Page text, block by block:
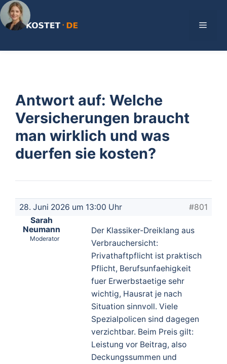
Zum
Inhalt
springen
Menü
Antwort auf: Welche
Versicherungen braucht
man wirklich und was
duerfen sie kosten?
28. Juni 2026 um 13:00 Uhr
#801
Sarah
Neumann
Moderator
Der Klassiker-Dreiklang aus
Verbrauchersicht:
Privathaftpflicht ist praktisch
Pflicht, Berufsunfaehigkeit
fuer Erwerbstaetige sehr
wichtig, Hausrat je nach
Situation sinnvoll. Viele
Spezialpolicen sind dagegen
verzichtbar. Beim Preis gilt:
Leistung vor Beitrag, also
Deckungssummen und